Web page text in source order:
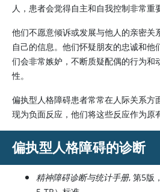
人，患者会觉得自主和自我控制非常重
他们不愿意倾诉或发展与他人的亲密关
自己的信息。他们怀疑朋友的忠诚和他
们会非常嫉妒，不断质疑配偶的行为和
性。
偏执型人格障碍患者常常在人际关系方
现为负面反应，他们将这些反应作为原
偏执型人格障碍的诊断
精神障碍诊断与统计手册, 第5版